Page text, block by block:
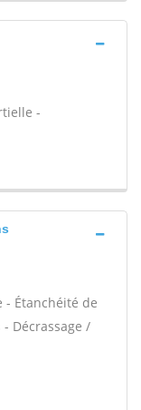
-
- Étanchéité de
Décrassage /